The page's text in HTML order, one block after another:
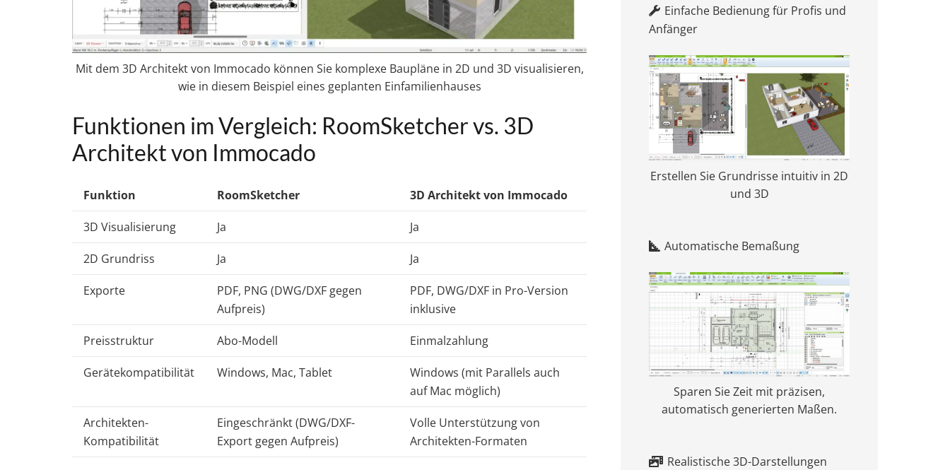
Mit dem 3D Architekt von Immocado können Sie komplexe Baupläne in 2D und 3D visualisieren,
wie in diesem Beispiel eines geplanten Einfamilienhauses
Funktionen im Vergleich: RoomSketcher vs. 3D
Architekt von Immocado
Funktion RoomSketcher 3D Architekt von Immocado
3D Visualisierung Ja Ja
2D Grundriss Ja Ja
Exporte
PDF, PNG (DWG/DXF gegen
Aufpreis)
PDF, DWG/DXF in Pro-Version
inklusive
Preisstruktur Abo-Modell Einmalzahlung
Gerätekompatibilität Windows, Mac, Tablet
Windows (mit Parallels auch
auf Mac möglich)
Architekten-
Kompatibilität
Eingeschränkt (DWG/DXF-
Export gegen Aufpreis)
Volle Unterstützung von
Architekten-Formaten
Einfache Bedienung für Profis und
Anfänger
Erstellen Sie Grundrisse intuitiv in 2D
und 3D
Automatische Bemaßung
Sparen Sie Zeit mit präzisen,
automatisch generierten Maßen.
Realistische 3D-Darstellungen